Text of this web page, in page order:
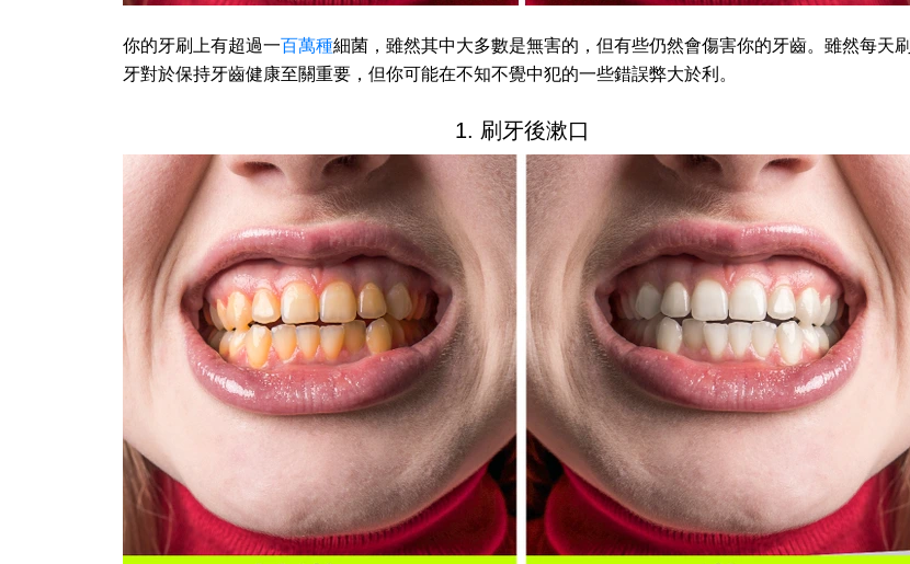
你的牙刷上有超過一百萬種細菌，雖然其中大多數是無害的，但有些仍然會傷害你的牙齒。雖然每天刷
牙對於保持牙齒健康至關重要，但你可能在不知不覺中犯的一些錯誤弊大於利。
1. 刷牙後漱口